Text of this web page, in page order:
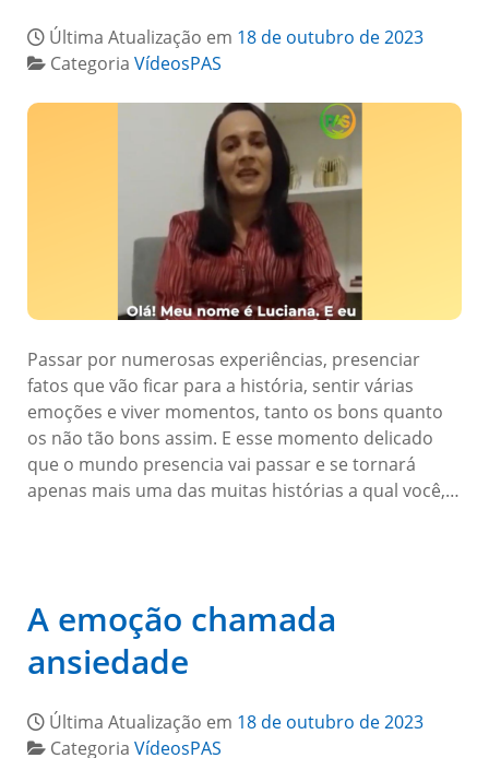
Última Atualização em 18 de outubro de 2023
Categoria VídeosPAS
Passar por numerosas experiências, presenciar
fatos que vão ficar para a história, sentir várias
emoções e viver momentos, tanto os bons quanto
os não tão bons assim. E esse momento delicado
que o mundo presencia vai passar e se tornará
apenas mais uma das muitas histórias a qual você,…
A emoção chamada
ansiedade
Última Atualização em 18 de outubro de 2023
Categoria VídeosPAS